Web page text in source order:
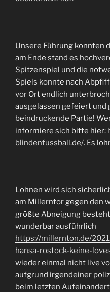
Unsere Führung konnten
am Ende stand es
Spitzenspiel und die
Spiels konnte nach
vor Ort endlich
ausgelassen gefeiert und
beindruckende Partie!
informiere sich bitte hier:
blindenfussball.de/. Es
Lohnen wird sich
am Millerntor gegen den
größte Abneigung
wunderbar ausführlich
https://millernton.de/
hansa-rostock-keine-
wieder einmal nicht live
aufgrund irgendeiner
beim letzten